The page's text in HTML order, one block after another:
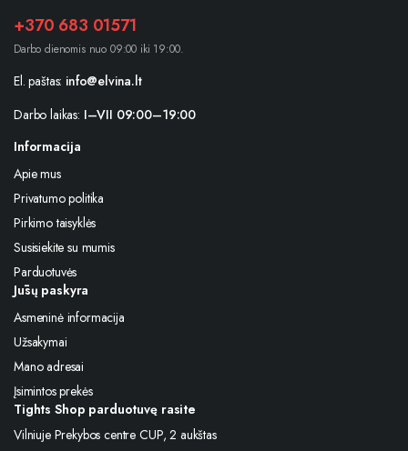
+370 683 01571
Darbo dienomis nuo 09:00 iki 19:00.
El. paštas: info@elvina.lt
Darbo laikas: I–VII 09:00–19:00
Informacija
Apie mus
Privatumo politika
Pirkimo taisyklės
Susisiekite su mumis
Parduotuvės
Jūsų paskyra
Asmeninė informacija
Užsakymai
Mano adresai
Įsimintos prekės
Tights Shop parduotuvę rasite
Vilniuje Prekybos centre CUP, 2 aukštas